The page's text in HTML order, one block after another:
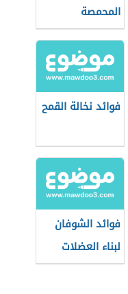
المحمصة
فوائد نخالة القمح
فوائد الشوفان
لبناء العضلات